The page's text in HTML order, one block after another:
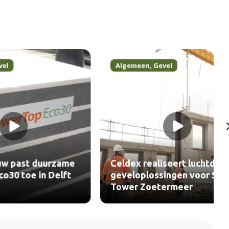
Delft
Algemeen Gevel
Celdex realiseert luchtdichte
geveloplossingen voor Sea
Tower Zoetermeer